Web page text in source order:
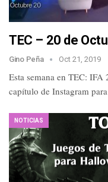
TEC – 20 de
Gino Peña Oct 21, 2019
Esta semana en TEC: IFA
capítulo de Instagram
NOTICIAS